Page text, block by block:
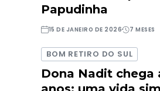
Papudinha
15 DE JANEIRO DE 2026 7 MESES
BOM RETIRO DO SUL
Dona Nadit chega